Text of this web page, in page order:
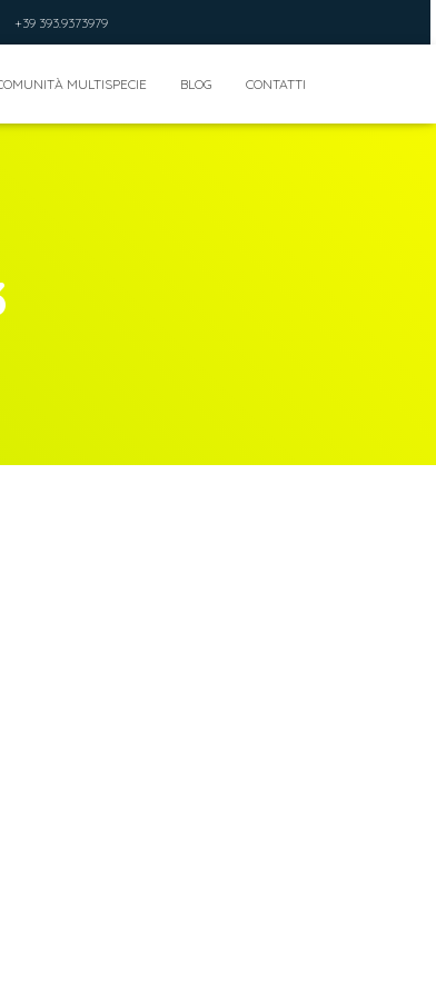
+39 393.9373979
MULTISPECIE BLOG CONTATTI